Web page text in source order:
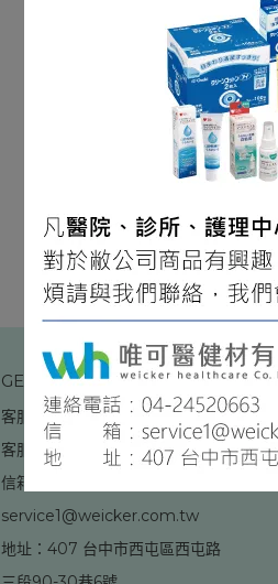
GET IN TOUCH
客服專線：04-24520663
客服時間：08:30-17:30
信箱：
service1@weicker.com.tw
地址：407 台中市西屯區西屯路